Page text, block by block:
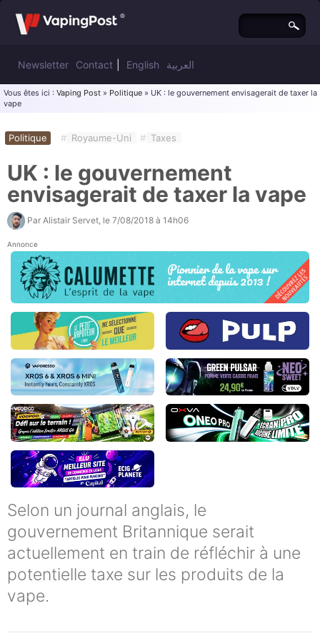
Newsletter Contact English العربية
Vous êtes ici : Vaping Post » Politique » UK : le gouvernement envisagerait de taxer la
vape
Politique # Royaume-Uni # Taxes
UK : le gouvernement
envisagerait de taxer la vape
Par Alistair Servet , le 7/08/2018 à 14h06
Annonce
Selon un journal anglais, le
gouvernement Britannique serait
actuellement en train de réfléchir à une
potentielle taxe sur les produits de la
vape.